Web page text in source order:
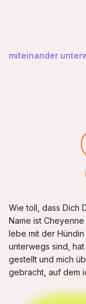
miteinander
Wie toll, dass Dich
Name ist
lebe mit der
unterwegs sind,
gestellt und mich
gebracht, auf dem